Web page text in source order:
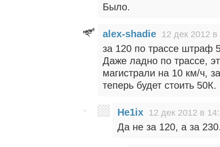
Было.
alex-shadie 12 дек 2012 в
за 120 по трассе штраф
Даже ладно по трассе,
магистрали на 10 км/ч,
теперь будет стоить
He1ix 12 дек 2012 в
Да не за 120, а за